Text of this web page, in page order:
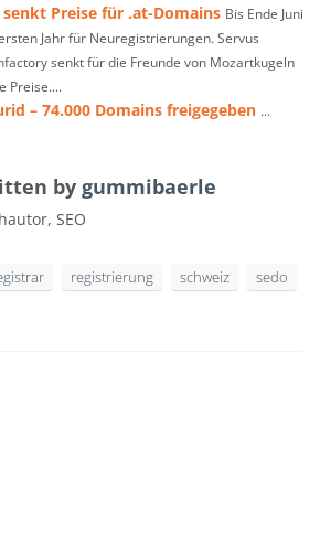
Preise für .at-Domains Bis Ende Juni
Jahr für Neuregistrierungen. Servus
senkt für die Freunde von Mozartkugeln
Preise....
– 74.000 Domains freigegeben ...
by gummibaerle
SEO
registrierung schweiz sedo